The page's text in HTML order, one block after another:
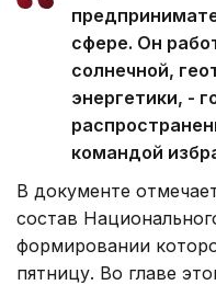
сфере. Он
солнечной,
энергетики, -
командой
В документе
состав
формировании
пятницу. Во главе